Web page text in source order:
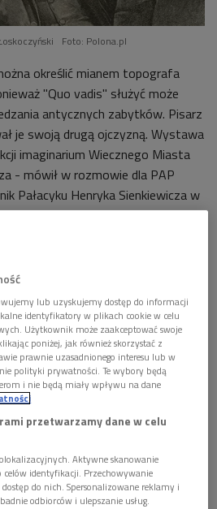
Foto: Polona.pl
określić mianem topografa
"Quo vadis" służyć może
antycznych zabytków. Pisarz
je swoją drugą ojczyzną. Wystawa
imaginarium Wiecznego Miasta
- mówił w rozmowie dla PAP
Pałacyku Henryka Sienkiewicza w
lub uzyskujemy dostęp do informacji
identyfikatory w plikach cookie w celu
Użytkownik może zaakceptować swoje
poniżej, jak również skorzystać z
prawnie uzasadnionego interesu lub w
polityki prywatności. Te wybory będą
i nie będą miały wpływu na dane
przetwarzamy dane w celu
Aktywne skanowanie
identyfikacji. Przechowywanie
do nich. Spersonalizowane reklamy i
odbiorców i ulepszanie usług.